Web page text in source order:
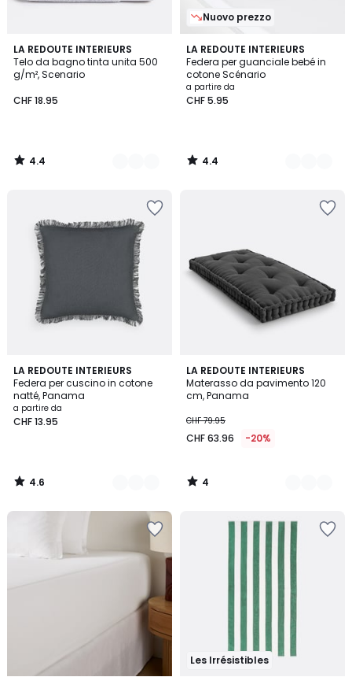
LA REDOUTE INTERIEURS
Telo da bagno tinta unita 500
g/m², Scenario
CHF 18.95
4.4
/ 5
10
Colori
4.4
/
Nuovo prezzo
LA REDOUTE INTERIEURS
Federa per guanciale bebé in
cotone Scénario
a partire da
CHF 5.95
4.4
/ 5
5
Colori
4.4
/
LA REDOUTE INTERIEURS
Federa per cuscino in cotone
natté, Panama
a partire da
CHF 13.95
4.6
/ 5
8
Colori
4.6
/
LA REDOUTE INTERIEURS
Materasso da pavimento 120
cm, Panama
CHF 79.95
CHF 63.96 -20%
4
/
5
8
Colori
4
/
Les Irrésistibles